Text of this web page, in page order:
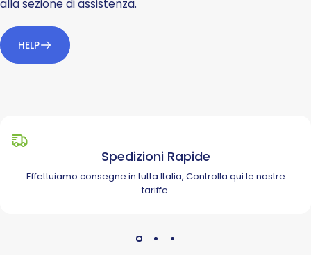
alla sezione di assistenza.
HELP
Spedizioni Rapide
Effettuiamo consegne in tutta Italia, Controlla qui le nostre
tariffe.